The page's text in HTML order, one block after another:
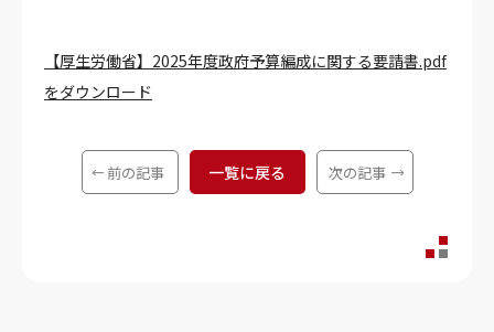
【厚生労働省】2025年度政府予算編成に関する要請書.pdf
をダウンロード
前の記事 一覧に戻る 次の記事